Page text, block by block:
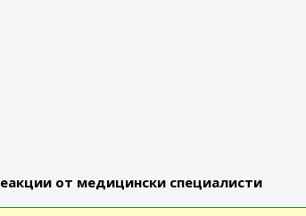
от медицински специалисти